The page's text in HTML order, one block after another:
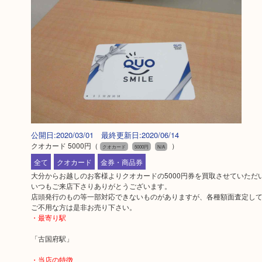
公開日:2020/03/01 最終更新日:2020/06/14
クオカード 5000円 （ クオカード 5000円 N/A
）
全て
クオカード
金券・商品券
大分からお越しのお客様よりクオカードの5000円券を買取させていただ
いつもご来店下さりありがとうございます。
店頭発行のもの等一部対応できないものがありますが、各種額面査定して
ご不用な方は是非お売り下さい。
・最寄り駅
「古国府駅」
・当店の特徴